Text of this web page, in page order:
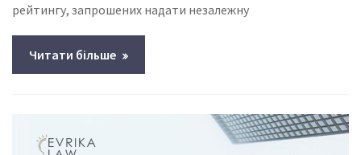
рейтингу, запрошених надати незалежну
Читати більше